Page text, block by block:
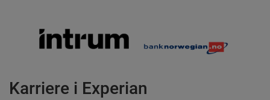
Karriere i Experian